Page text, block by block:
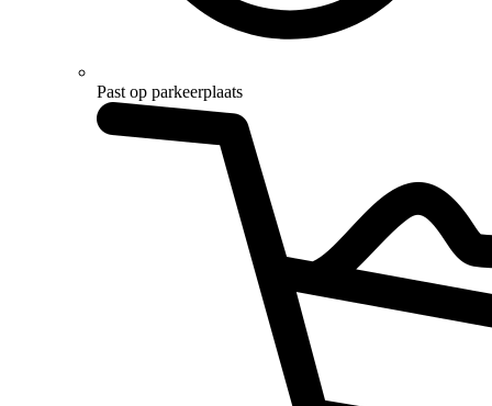
Past op parkeerplaats